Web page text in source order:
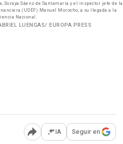
Soraya Sáenz de Santamaría y el inspector jefe de la
(UDEF) Manuel Morocho, a su llegada a la
Nacional.
LUENGAS/ EUROPA PRESS
Abrir opciones para
IA Seguir en